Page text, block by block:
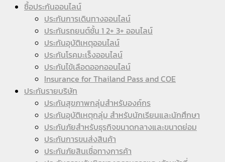
ซื้อประกันออนไลน์
ประกันการเดินทางออนไลน์
ประกันรถยนต์ชั้น 1 2+ 3+ ออนไลน์
ประกันอุบัติเหตุออนไลน์
ประกันโรคมะเร็งออนไลน์
ประกันไข้เลือดออกออนไลน์
Insurance for Thailand Pass and COE
ประกันรายบริษัท
ประกันสุขภาพกลุ่มสำหรับองค์กร
ประกันอุบัติเหตุกลุ่ม สำหรับนักเรียนและนักศึกษา
ประกันภัยสำหรับธุรกิจขนาดกลางและขนาดย่อม
ประกันการขนส่งสินค้า
ประกันภัยสินเชื่อทางการค้า